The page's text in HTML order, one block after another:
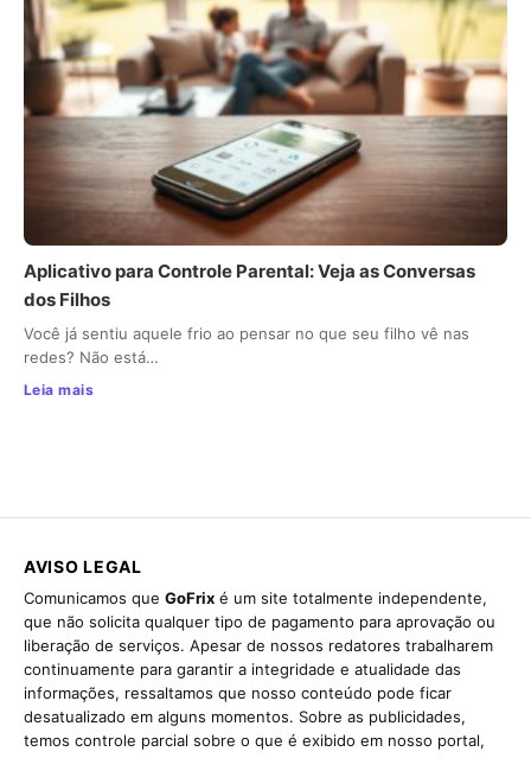
Aplicativo para Controle Parental: Veja as Conversas
dos Filhos
Você já sentiu aquele frio ao pensar no que seu filho vê nas
redes? Não está…
Leia mais
AVISO LEGAL
Comunicamos que GoFrix é um site totalmente independente,
que não solicita qualquer tipo de pagamento para aprovação ou
liberação de serviços. Apesar de nossos redatores trabalharem
continuamente para garantir a integridade e atualidade das
informações, ressaltamos que nosso conteúdo pode ficar
desatualizado em alguns momentos. Sobre as publicidades,
temos controle parcial sobre o que é exibido em nosso portal,